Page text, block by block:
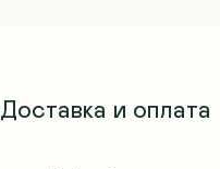
Доставка и оплата